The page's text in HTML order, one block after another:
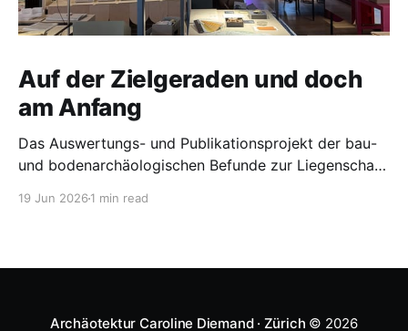
Auf der Zielgeraden und doch
am Anfang
Das Auswertungs- und Publikationsprojekt der bau-
und bodenarchäologischen Befunde zur Liegenschaft
19 Jun 2026 1 min read
Archäotektur Caroline Diemand · Zürich © 2026